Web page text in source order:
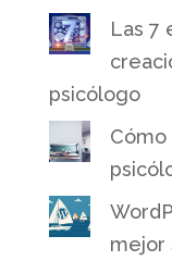
Las 7
psicólogo
mejor